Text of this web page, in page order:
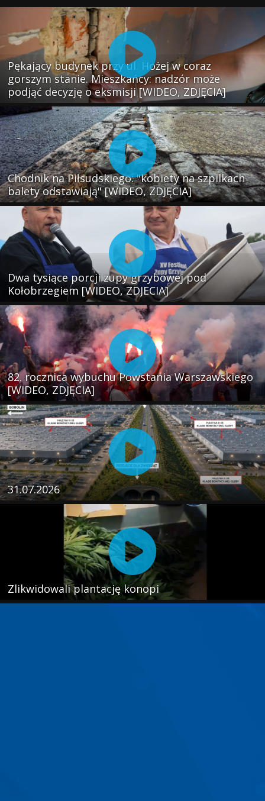
Pękający budynek przy ul. Hożej w coraz
gorszym stanie. Mieszkańcy: nadzór może
podjąć decyzję o eksmisji [WIDEO, ZDJĘCIA]
Chodnik na Piłsudskiego: "kobiety na szpilkach
balety odstawiają" [WIDEO, ZDJĘCIA]
Dwa tysiące porcji zupy grzybowej pod
Kołobrzegiem [WIDEO, ZDJECIA]
82. rocznica wybuchu Powstania Warszawskiego
[WIDEO, ZDJĘCIA]
31.07.2026
Zlikwidowali plantację konopi